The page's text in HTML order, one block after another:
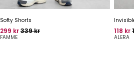
Softy Shorts
Pris
299 krOprindelig pris
339 kr
FAMME
Pris
118 kr
ALERA